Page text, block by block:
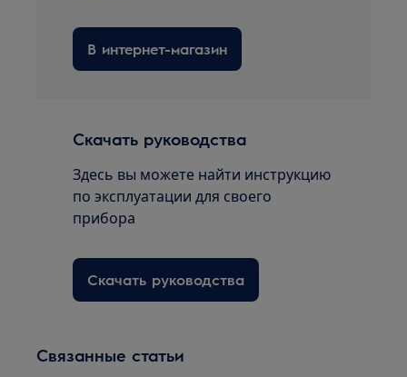
В интернет-магазин
Скачать руководства
Здесь вы можете найти инструкцию
по эксплуатации для своего
прибора
Скачать руководства
Связанные статьи